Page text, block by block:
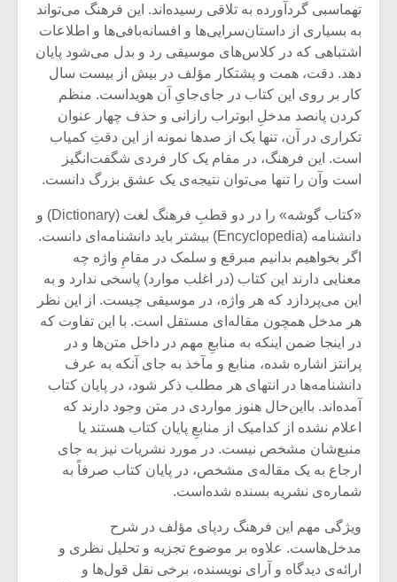
تهماسبی گردآورده به تلاقی رسیده‌اند. این فرهنگ می‌تواند
به بسیاری از داستان‌سرایی‌ها و افسانه‌‌بافی‌ها و اطلاعات
اشتباهی که در کلاس‌های موسیقی رد و بدل می‌شود پایان
دهد. دقت، همت و پشتکار مؤلف در بیش از بیست سال
کار بر روی این کتاب در جای‌جایِ آن هویداست. منظم
کردن پانصد مدخلِ ابوتراب رازانی و حذف چهار عنوان
تکراری در آن، تنها یک از صدها نمونه از این دقتِ کمیاب
است. این فرهنگ، در مقام یک کار فردی شگفت‌انگیز
است وآن را تنها می‌توان نتیجه‌ی یک عشق بزرگ دانست.
«کتاب گوشه» را در دو قطبِ فرهنگ لغت (Dictionary) و
دانشنامه (Encyclopedia) بیشتر باید دانشنامه‌ای دانست.
اگر بخواهیم بدانیم مبرقع و سلمک در مقامِ واژه چه
معنایی دارند این کتاب (در اغلب موارد) پاسخی ندارد و به
این می‌پردازد که هر واژه، در موسیقی چیست. از این نظر
هر مدخل همچون مقاله‌ای مستقل است. با این تفاوت که
در اینجا ضمن اینکه به منابعِ مهم در داخل متن‌ها و در
پرانتز اشاره شده، منابع و مآخذ به جای آنکه به عرف
دانشنامه‌ها در انتهای هر مطلب ذکر شود، در پایان کتاب
آمده‌اند. بااین‌حال هنوز مواردی در متن وجود دارند که
اعلام نشده از کدامیک از منابعِ پایان کتاب هستند یا
منبع‌شان مشخص نیست. در مورد نشریات نیز به جای
ارجاع به یک مقاله‌ی مشخص، در پایان کتاب صرفاً به
شماره‌ی نشریه بسنده شده‌است.
ویژگی مهم این فرهنگ ردپای مؤلف در شرح
مدخل‌هاست. علاوه بر موضوع تجزیه و تحلیل نظری و
ارائه‌ی دیدگاه و آرای نویسنده، برخی نقل ‌قول‌ها و
یادداشتی بر موسیقی
متن فیلم «متری
شیش و نیم»
اگر نمی توانی
مشهورترین باشی،
بدنام ترین باش
دوره
موسیقی
موسیقی
موسیقی